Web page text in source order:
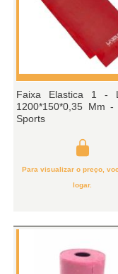
Faixa Elastica 1 -
1200*150*0,35 Mm -
Sports
Para visualizar o preço,
logar.